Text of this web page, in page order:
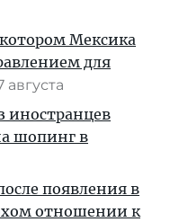
Мексика
для
августа
иностранцев
шопинг в
появления в
отношении к